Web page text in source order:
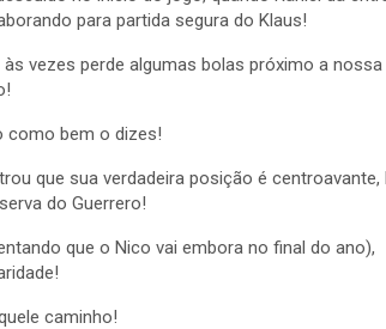
para partida segura do Klaus!
vezes perde algumas bolas próximo a nossa
como bem o dizes!
que sua verdadeira posição é centroavante,
do Guerrero!
que o Nico vai embora no final do ano),
caminho!